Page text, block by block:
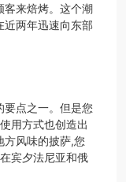
客来焙烤。这个潮
近两年迅速向东部
点之一。但是您
用方式也创造出
方风味的披萨,您
宾夕法尼亚和俄